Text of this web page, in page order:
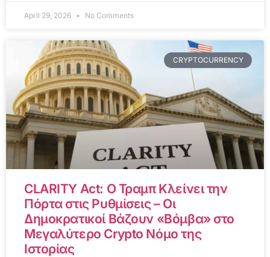
April 29, 2026 No Comments
CRYPTOCURRENCY
CLARITY Act: Ο Τραμπ Κλείνει την
Πόρτα στις Ρυθμίσεις – Οι
Δημοκρατικοί Βάζουν «Βόμβα» στο
Μεγαλύτερο Crypto Νόμο της
Ιστορίας